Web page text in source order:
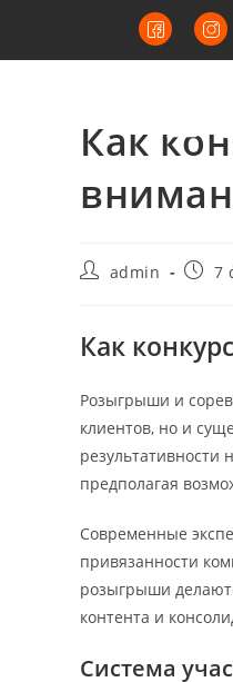
Как
admin 7
Как
Розыгрыши и
клиентов, но и
результативности
предполагая
Современные
привязанности
розыгрыши
контента и
Система